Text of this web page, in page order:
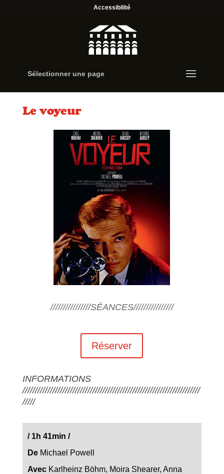
Accessibilité
Sélectionner une page
Le voyeur
////////////////SÉANCES////////////////
Réserver
INFORMATIONS
///////////////////////////////////////////////////////////////////////
/////
/1h 41min /
DeMichael Powell
AvecKarlheinz Böhm, Moira Shearer, Anna